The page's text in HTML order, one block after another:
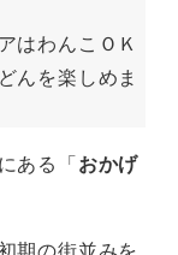
はわんこＯＫ
んを楽しめま
ある「おかげ
期の街並みを